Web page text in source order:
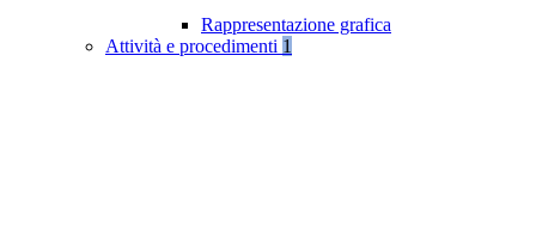
Rappresentazione grafica
Attività e procedimenti 1